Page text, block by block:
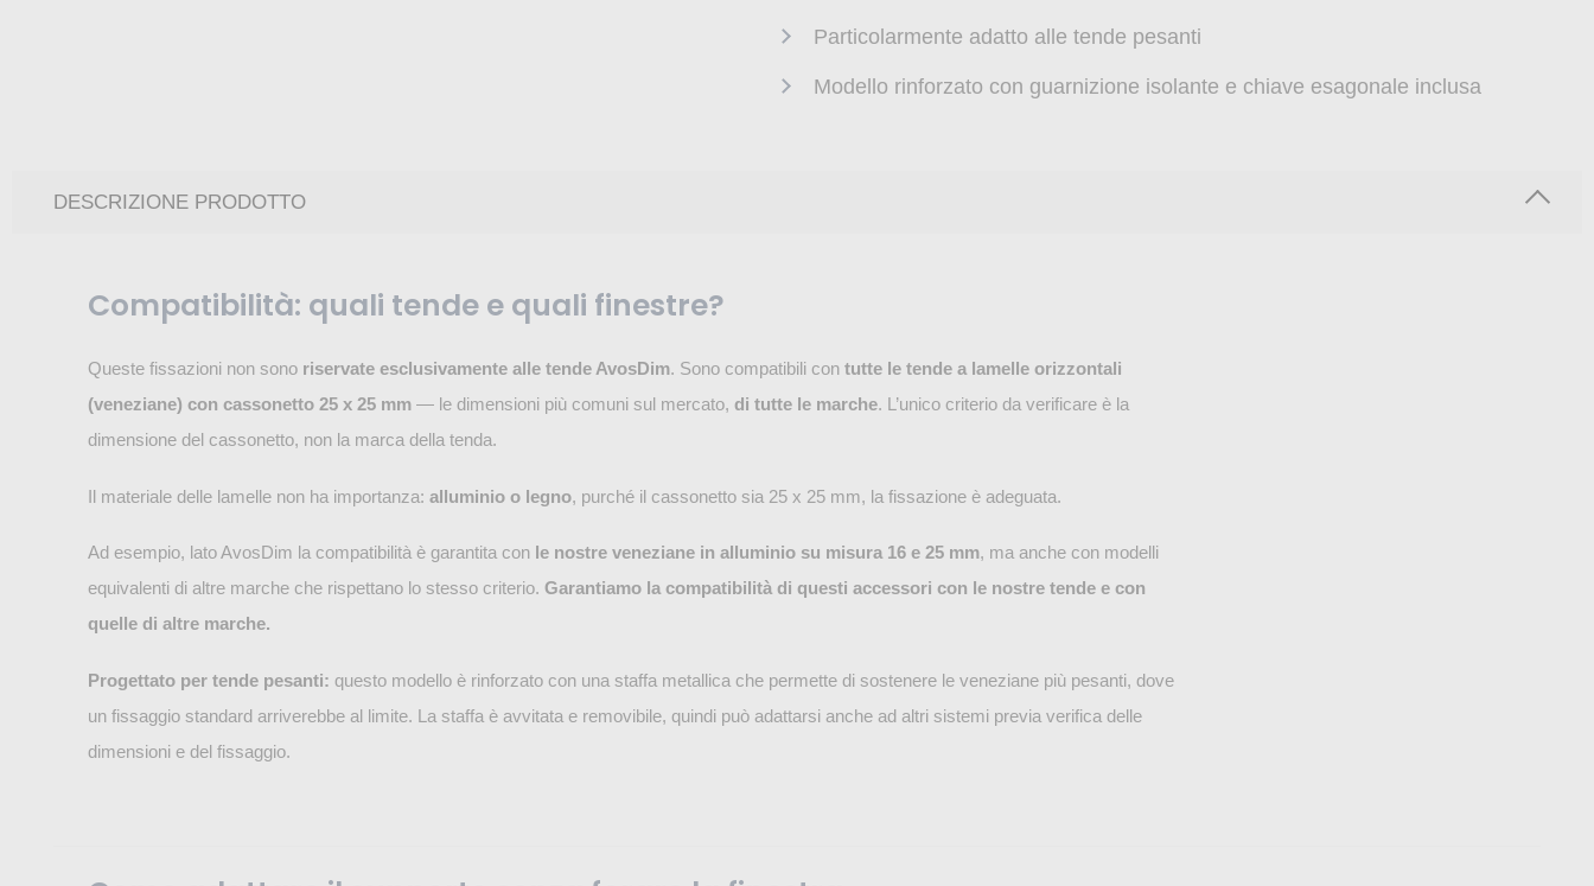
Particolarmente adatto alle tende pesanti
Modello rinforzato con guarnizione isolante e chiave esagonale inclusa
DESCRIZIONE PRODOTTO
Compatibilità: quali tende e quali finestre?
Queste fissazioni non sono riservate esclusivamente alle tende AvosDim. Sono compatibili con tutte le tende a lamelle orizzontali
(veneziane) con cassonetto 25 x 25 mm — le dimensioni più comuni sul mercato, di tutte le marche. L’unico criterio da verificare è la
dimensione del cassonetto, non la marca della tenda.
Il materiale delle lamelle non ha importanza: alluminio o legno, purché il cassonetto sia 25 x 25 mm, la fissazione è adeguata.
Ad esempio, lato AvosDim la compatibilità è garantita con le nostre veneziane in alluminio su misura 16 e 25 mm, ma anche con modelli
equivalenti di altre marche che rispettano lo stesso criterio. Garantiamo la compatibilità di questi accessori con le nostre tende e con
quelle di altre marche.
Progettato per tende pesanti: questo modello è rinforzato con una staffa metallica che permette di sostenere le veneziane più pesanti, dove
un fissaggio standard arriverebbe al limite. La staffa è avvitata e removibile, quindi può adattarsi anche ad altri sistemi previa verifica delle
dimensioni e del fissaggio.